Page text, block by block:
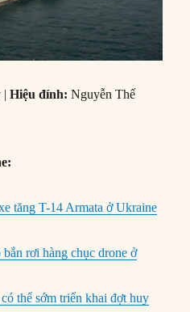
|Hiệu đính: Nguyễn Thế
tăng T-14 Armata ở Ukraine
rơi hàng chục drone ở
thể sớm triển khai đợt huy